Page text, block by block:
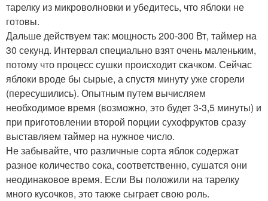
тарелку из микроволновки и убедитесь, что яблоки не
готовы.
Дальше действуем так: мощность 200-300 Вт, таймер на
30 секунд. Интервал специально взят очень маленьким,
потому что процесс сушки происходит скачком. Сейчас
яблоки вроде бы сырые, а спустя минуту уже сгорели
(пересушились). Опытным путем вычисляем
необходимое время (возможно, это будет 3-3,5 минуты) и
при приготовлении второй порции сухофруктов сразу
выставляем таймер на нужное число.
Не забывайте, что различные сорта яблок содержат
разное количество сока, соответственно, сушатся они
неодинаковое время. Если Вы положили на тарелку
много кусочков, это также сыграет свою роль.